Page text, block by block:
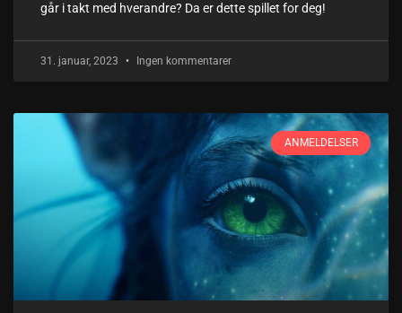
går i takt med hverandre? Da er dette spillet for deg!
31. januar, 2023 Ingen kommentarer
ANMELDELSER